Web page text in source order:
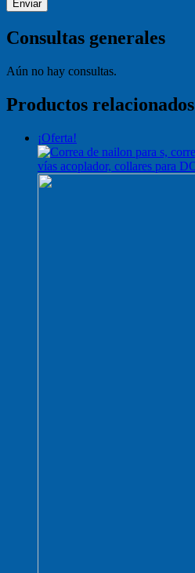
Consultas generales
Aún no hay consultas.
Productos relacionados
¡Oferta!